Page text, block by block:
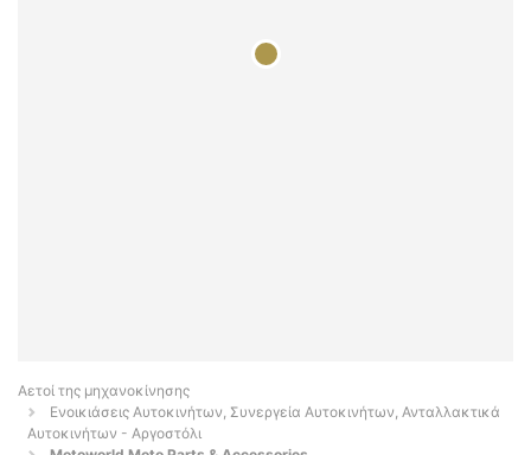
Αετοί της μηχανοκίνησης
Ενοικιάσεις Αυτοκινήτων, Συνεργεία Αυτοκινήτων, Ανταλλακτικά
Αυτοκινήτων - Αργοστόλι